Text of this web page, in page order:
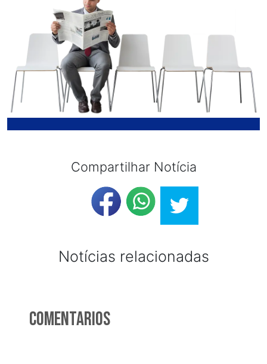
Compartilhar Notícia
Notícias relacionadas
Comentarios